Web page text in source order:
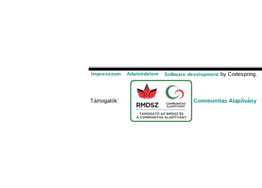
Impresszum Adatvédelem Software development by Codespring.
Támogatók: Communitas Alapítvány